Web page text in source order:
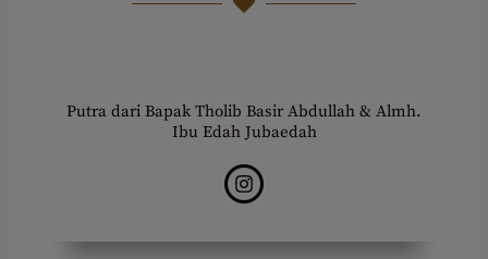
Putra dari Bapak Tholib Basir Abdullah & Almh.
Ibu Edah Jubaedah